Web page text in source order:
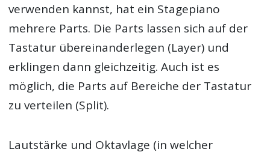
verwenden kannst, hat ein Stagepiano
mehrere Parts. Die Parts lassen sich auf der
Tastatur übereinanderlegen (Layer) und
erklingen dann gleichzeitig. Auch ist es
möglich, die Parts auf Bereiche der Tastatur
zu verteilen (Split).
Lautstärke und Oktavlage (in welcher